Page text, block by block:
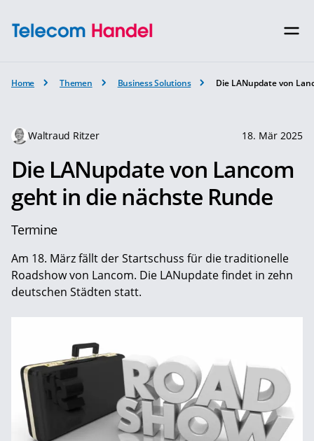
Home Themen Business Solutions Die LANupdate von
Waltraud Ritzer 18. Mär 2025
Die LANupdate von Lancom
geht in die nächste Runde
Termine
Am 18. März fällt der Startschuss für die traditionelle
Roadshow von Lancom. Die LANupdate findet in zehn
deutschen Städten statt.